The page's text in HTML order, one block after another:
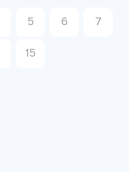
5 6 7
15